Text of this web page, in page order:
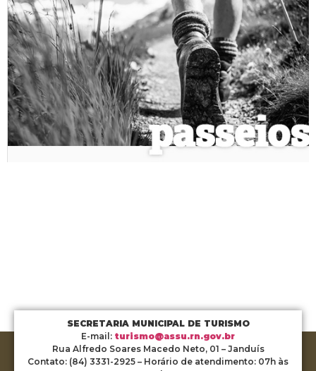
SECRETARIA MUNICIPAL DE TURISMO
E-mail: turismo@assu.rn.gov.br
Rua Alfredo Soares Macedo Neto, 01 – Janduís
Contato: (84) 3331-2925 – Horário de atendimento: 07h às